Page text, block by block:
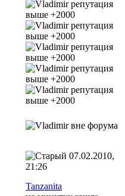
07.02.2010,
21:26
Tanzanita